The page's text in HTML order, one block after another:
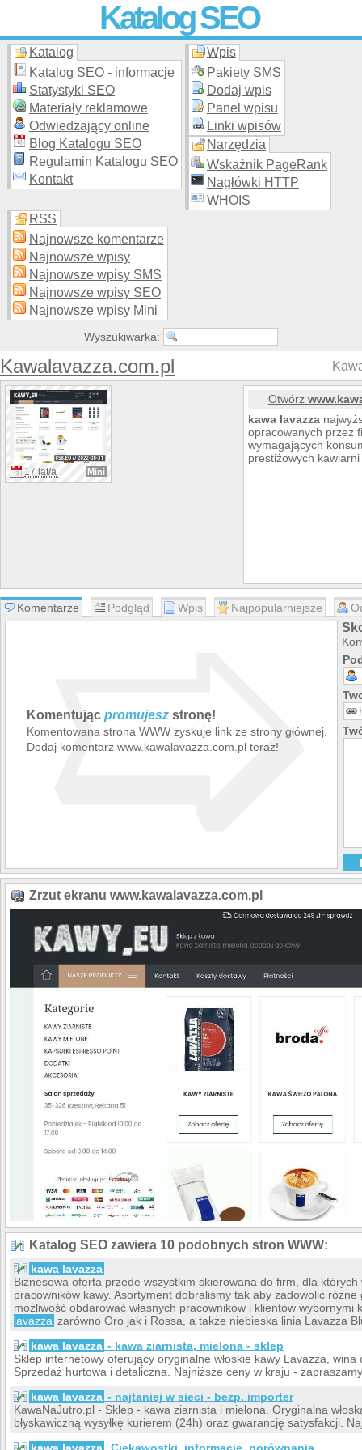
Katalog SEO
Skuteczna i promocja stron WWW –
moderowanego katalogu za darmo!
Katalog
Katalog SEO - informacje
Statystyki SEO
Materiały reklamowe
Odwiedzający online
Blog Katalogu SEO
Regulamin Katalogu SEO
Kontakt
Wpis
Pakiety SMS
Dodaj wpis
Panel wpisu
Linki wpisów
Narzędzia
Wskaźnik PageRank
Nagłówki HTTP
WHOIS
RSS
Najnowsze komentarze
Najnowsze wpisy
Najnowsze wpisy SMS
Najnowsze wpisy SEO
Najnowsze wpisy Mini
Wyszukiwarka:
Kawalavazza.com.pl
17 lat/a Mini
Otwórz
kawa lavazza
opracowanych przez
wymagających
prestiżowych
Komentarze Podgląd Wpis Najpopularniejsze
Komentując promujesz stronę!
Komentowana strona WWW zyskuje link ze strony głównej.
Dodaj komentarz www.kawalavazza.com.pl teraz!
➯
Zrzut ekranu www.kawalavazza.com.pl
Katalog SEO zawiera 10 podobnych stron WWW:
kawa lavazza
Biznesowa oferta przede wszystkim skierowana do firm, dla
pracowników kawy. Asortyment dobraliśmy tak aby zadowolić
możliwość obdarować własnych pracowników i klientów
lavazza zarówno Oro jak i Rossa, a także niebieska linia Lavazza
kawa lavazza - kawa ziarnista, mielona - sklep
Sklep internetowy oferujący oryginalne włoskie kawy Lavazza,
Sprzedaż hurtowa i detaliczna. Najniższe ceny w kraju -
kawa lavazza - najtaniej w sieci - bezp. importer
KawaNaJutro.pl - Sklep - kawa ziarnista i mielona. Oryginalna
błyskawiczną wysyłkę kurierem (24h) oraz gwarancję satysfakcji.